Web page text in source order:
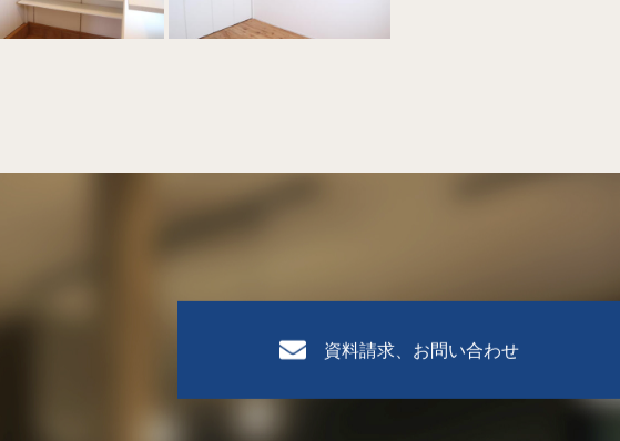
資料請求、お問い合わせ